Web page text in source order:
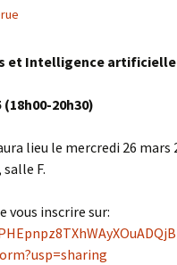
et Intelligence artificielle
20h30)
lieu le mercredi 26 mars
F.
vous inscrire sur: